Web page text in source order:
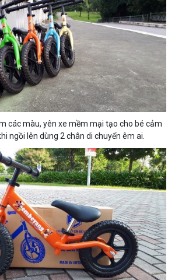
các màu, yên xe mềm mại tạo cho bé cảm
ngồi lên dùng 2 chân di chuyển êm ai.